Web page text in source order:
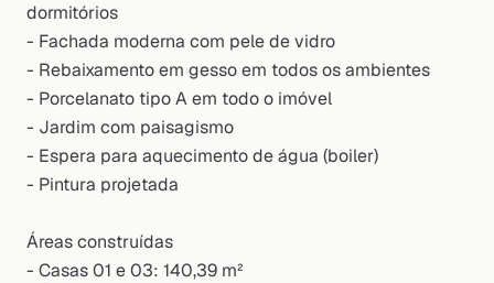
dormitórios
- Fachada moderna com pele de vidro
- Rebaixamento em gesso em todos os ambientes
- Porcelanato tipo A em todo o imóvel
- Jardim com paisagismo
- Espera para aquecimento de água (boiler)
- Pintura projetada
Áreas construídas
- Casas 01 e 03: 140,39 m²